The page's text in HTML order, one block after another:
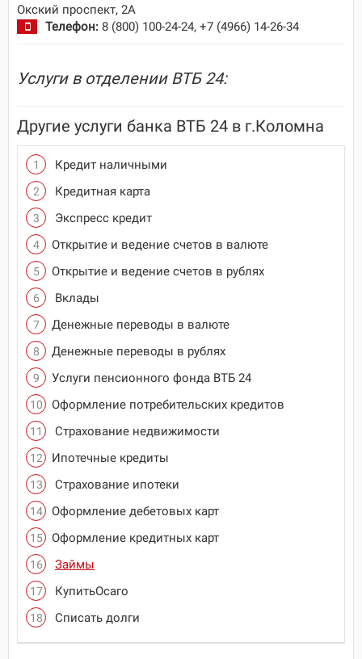
Окский проспект, 2А
Телефон: 8 (800) 100-24-24, +7 (4966) 14-26-34
Услуги в отделении ВТБ 24:
Другие услуги банка ВТБ 24 в г.Коломна
Кредит наличными
Кредитная карта
Экспресс кредит
Открытие и ведение счетов в валюте
Открытие и ведение счетов в рублях
Вклады
Денежные переводы в валюте
Денежные переводы в рублях
Услуги пенсионного фонда ВТБ 24
Оформление потребительских кредитов
Страхование недвижимости
Ипотечные кредиты
Страхование ипотеки
Оформление дебетовых карт
Оформление кредитных карт
Займы
КупитьОсаго
Списать долги